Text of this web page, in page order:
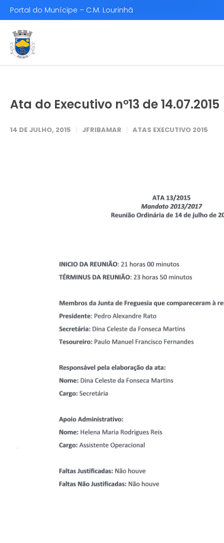
Portal do Munícipe – C.M. Lourinhã
Ata do Executivo nº13 de 14.07.2015
14 DE JULHO, 2015 JFRIBAMAR ATAS EXECUTIVO 2015